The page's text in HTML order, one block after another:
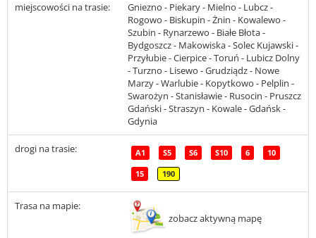
miejscowości na trasie:
Gniezno - Piekary - Mielno - Lubcz -
Rogowo - Biskupin - Żnin - Kowalewo -
Szubin - Rynarzewo - Białe Błota -
Bydgoszcz - Makowiska - Solec Kujawski -
Przyłubie - Cierpice - Toruń - Lubicz Dolny
- Turzno - Lisewo - Grudziądz - Nowe
Marzy - Warlubie - Kopytkowo - Pelplin -
Swarożyn - Stanisławie - Rusocin - Pruszcz
Gdański - Straszyn - Kowale - Gdańsk -
Gdynia
drogi na trasie: A1 S5 S6 S10 6 10
15 190
Trasa na mapie:
zobacz aktywną mapę